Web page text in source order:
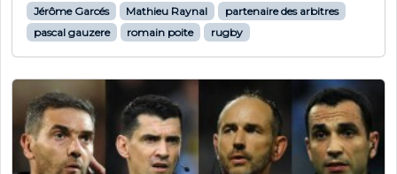
Jérôme Garcés
Mathieu Raynal
partenaire des arbitres
pascal gauzere
romain poite rugby